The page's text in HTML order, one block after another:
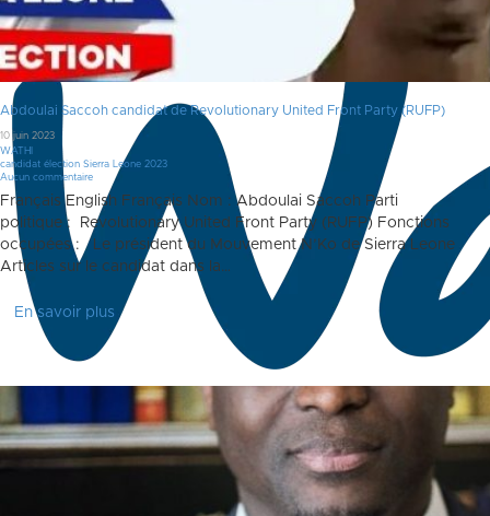
Abdoulai Saccoh candidat de Revolutionary United Front Party (RUFP)
10 juin 2023
WATHI
candidat élection Sierra Leone 2023
Aucun commentaire
Français English Français Nom : Abdoulai Saccoh Parti
politique : Revolutionary United Front Party (RUFP) Fonctions
occupées : Le président du Mouvement N’Ko de Sierra Leone
Articles sur le candidat dans la…
En savoir plus